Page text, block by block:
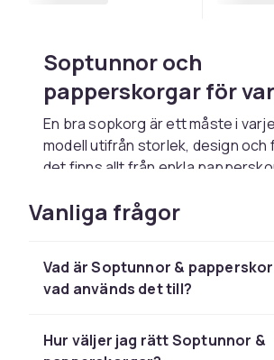
Soptunnor och
papperskorgar för
En bra sopkorg är ett måste i
modell utifrån storlek, design och
det finns allt från enkla
fack för källsortering.
Papperskorgar och soptunnor för
kontor och vardagsrum.
Vanliga frågor
Vad är Soptunnor &
vad används det till?
Hur väljer jag rätt Soptunnor &